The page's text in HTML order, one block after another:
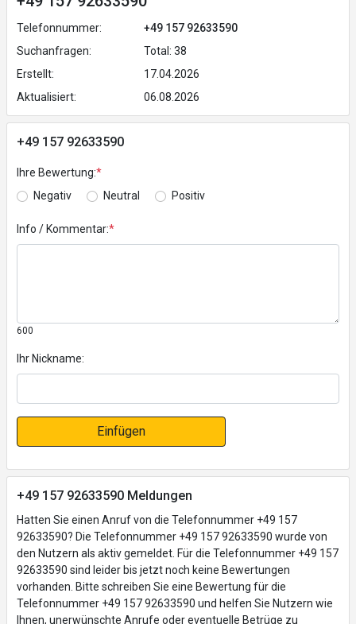
Telefonnummer:
+49 157 92633590
Suchanfragen:
Total: 38
Erstellt:
17.04.2026
Aktualisiert:
06.08.2026
+49 157 92633590
Ihre Bewertung:*
Negativ
Neutral Positiv
Info / Kommentar:*
600
Ihr Nickname:
Einfügen
+49 157 92633590 Meldungen
Hatten Sie einen Anruf von die Telefonnummer +49 157
92633590? Die Telefonnummer +49 157 92633590 wurde von
den Nutzern als aktiv gemeldet. Für die Telefonnummer +49 157
92633590 sind leider bis jetzt noch keine Bewertungen
vorhanden. Bitte schreiben Sie eine Bewertung für die
Telefonnummer +49 157 92633590 und helfen Sie Nutzern wie
Ihnen, unerwünschte Anrufe oder eventuelle Betrüge zu